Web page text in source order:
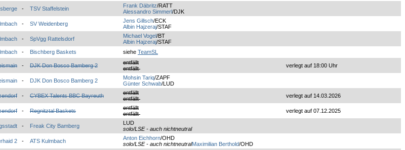
- TSV Staffelstein Frank Däbritz/RATT
Alessandro Simmerl/DJK
- SV Weidenberg Jens Gillsch/ECK
Albin Hajzeraj/STAF
- SpVgg Rattelsdorf Michael Vogel/BT
Albin Hajzeraj/STAF
- Bischberg Baskets siehe TeamSL
- DJK Don Bosco Bamberg 2
entfällt
entfällt
verlegt auf 18:00 Uhr
- DJK Don Bosco Bamberg 2 Mohsin Tariq/ZAPF
Günter Schwab/LUD
- CYBEX Talents BBC Bayreuth
entfällt
entfällt
verlegt auf 14.03.2026
- Regnitztal Baskets
entfällt
entfällt
verlegt auf 07.12.2025
- Freak City Bamberg
LUD
solo/LSE - auch nichtneutral
2 - ATS Kulmbach Anton Eichhorn/OHD
solo/LSE - auch nichtneutralMaximilian Berthold/OHD